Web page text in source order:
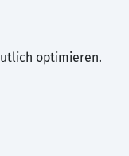
optimieren.